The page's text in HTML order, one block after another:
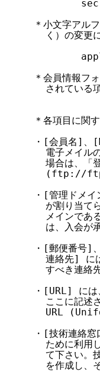
＊小文字ア
く）の変更
＊会員情報フ
されている
＊各項目に関
・[会員名]、
電子メイル
場合は、「
(ftp://
・[管理ドメ
が割り当て
メインであ
は、入会が
・[郵便番号
連絡先] に
すべき連絡
・[URL] には
ここに記述
URL
・[技術連絡
ために利用
て下さい。
を作成し、